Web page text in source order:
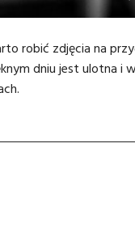
robić zdjęcia na
dniu jest ulotna i